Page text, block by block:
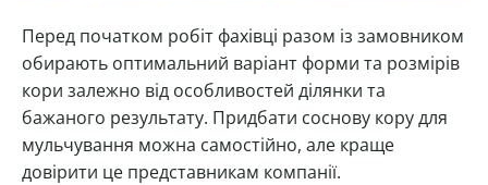
Перед початком робіт фахівці разом із замовником
обирають оптимальний варіант форми та розмірів
кори залежно від особливостей ділянки та
бажаного результату. Придбати соснову кору для
мульчування можна самостійно, але краще
довірити це представникам компанії.